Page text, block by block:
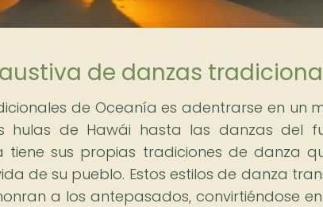
de danzas
de Oceanía es adentrarse en un
hulas de Hawái hasta las danzas del
tiene sus propias tradiciones de danza
de su pueblo. Estos estilos de danza
a los antepasados, convirtiéndose